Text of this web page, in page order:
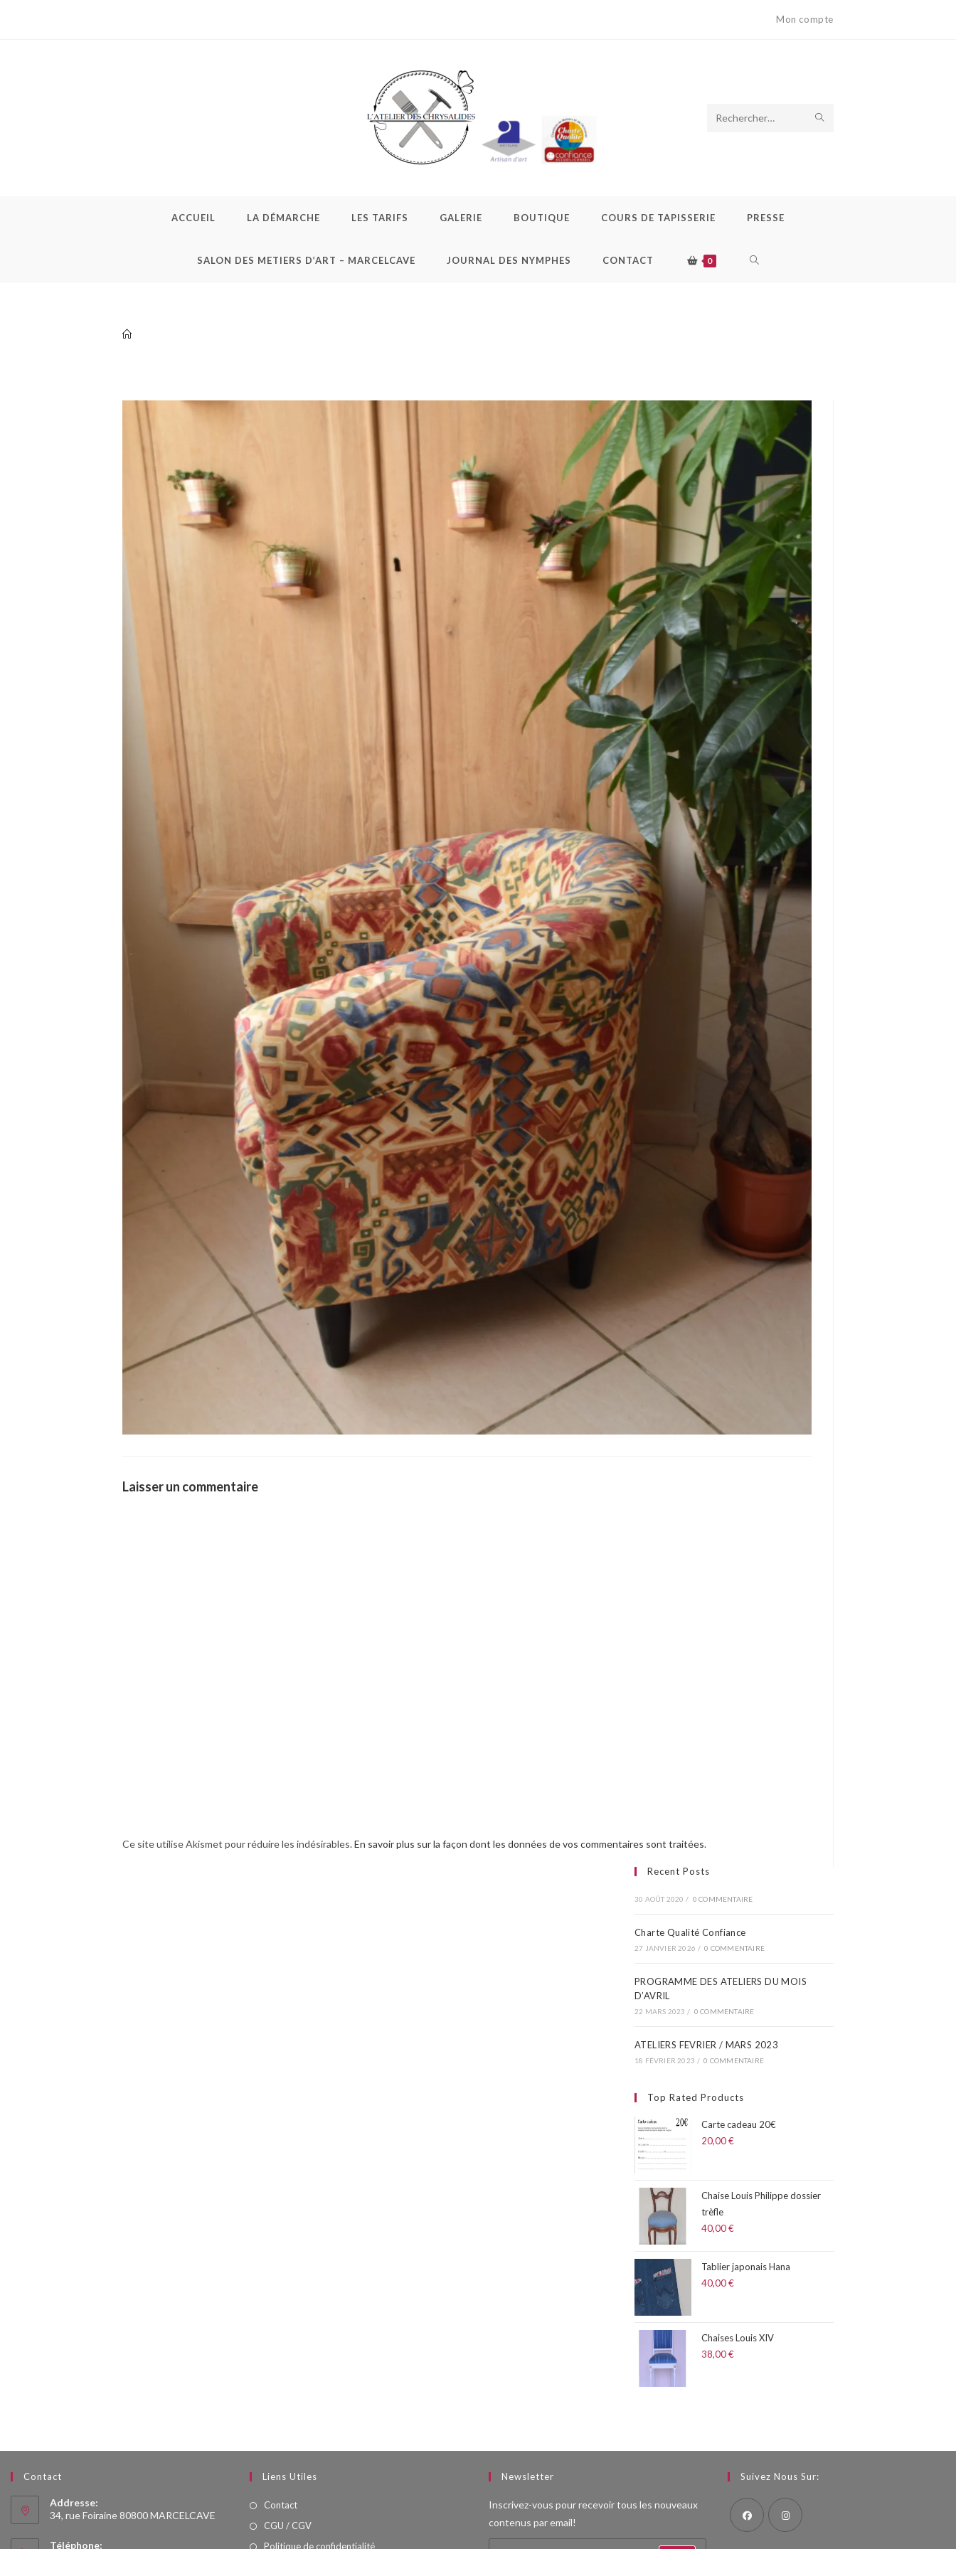
Mon compte
Rechercher
ACCUEIL LA DÉMARCHE LES TARIFS GALERIE BOUTIQUE COURS DE TAPISSERIE PRESSE
SALON DES METIERS D’ART – MARCELCAVE JOURNAL DES NYMPHES CONTACT 0 TOGGLE
Laisser un commentaire
Ce site utilise Akismet pour réduire les indésirables.En savoir plus sur la façon dont les données de vos commentaires sont traitées.
Recent Posts
30 AOÛT 2020 / 0 COMMENTAIRE
Charte Qualité Confiance
27 JANVIER 2026 / 0 COMMENTAIRE
PROGRAMME DES ATELIERS DU MOIS
D’AVRIL​
22 MARS 2023 / 0 COMMENTAIRE
ATELIERS FEVRIER / MARS 2023
18 FÉVRIER 2023 / 0 COMMENTAIRE
Top Rated Products
Carte cadeau 20€
20,00€
Chaise Louis Philippe dossier
trèfle
40,00€
Tablier japonais Hana
40,00€
Chaises Louis XIV
38,00€
Contact
Addresse:
34, rue Foiraine 80800 MARCELCAVE
Téléphone:
Liens Utiles
Contact
CGU / CGV
Politique de confidentialité
Newsletter
Inscrivez-vous pour recevoir tous les nouveaux
contenus par email!
Suivez Nous Sur: